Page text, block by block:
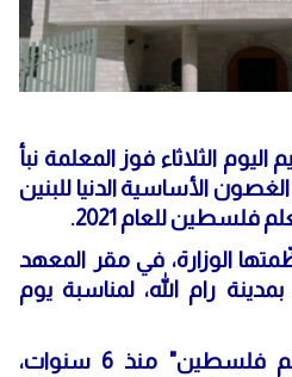
اليوم الثلاثاء فوز المعلمة نبأ
الأساسية الدنيا للبنين
فلسطين للعام 2021.
الوزارة، في مقر المعهد
رام الله، لمناسبة يوم
وانطلقت مسابقة "معلم فلسطين" منذ 6 سنوات،